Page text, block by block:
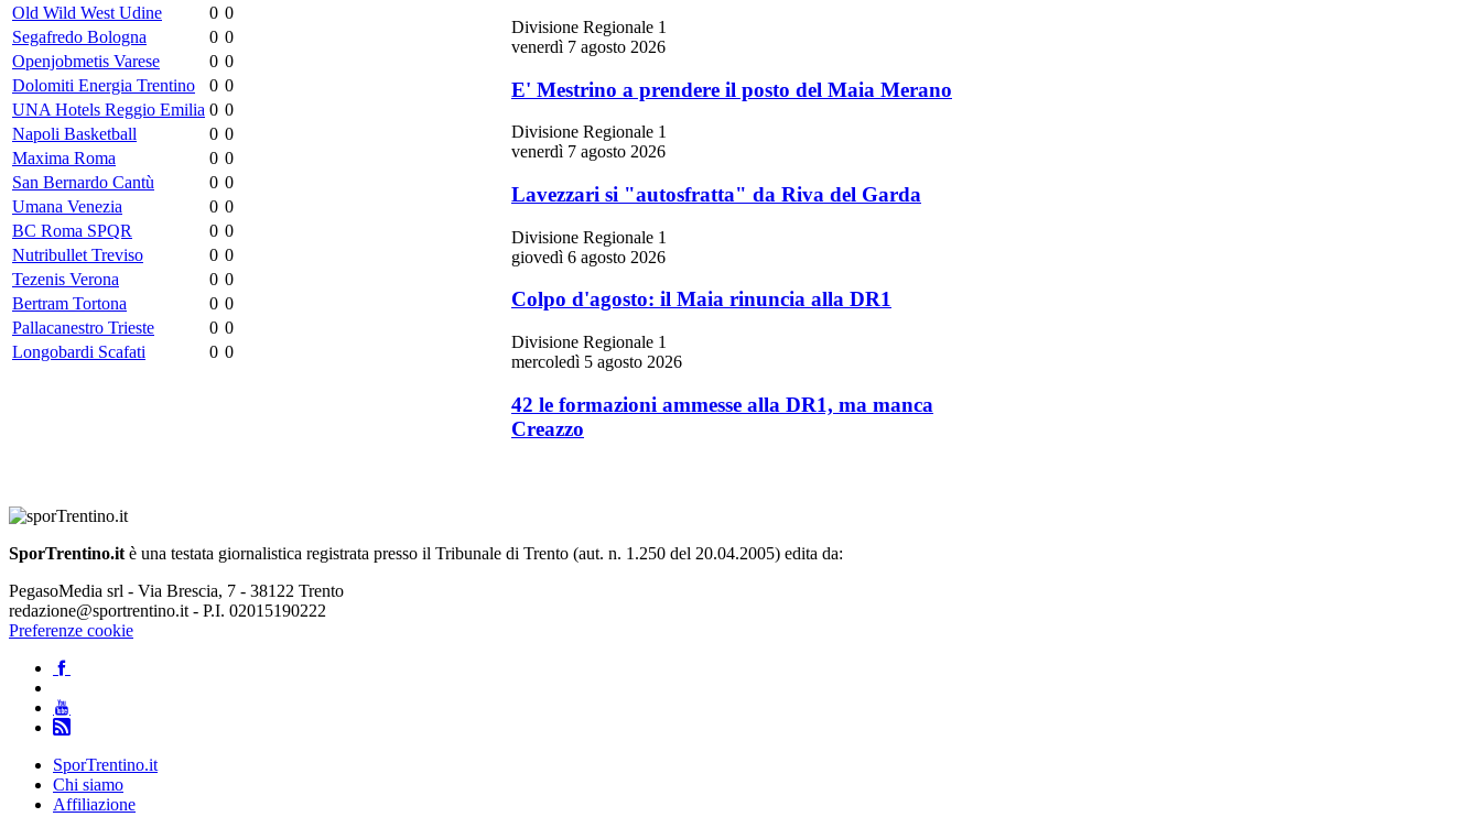
Old Wild West Udine
0 0
Segafredo Bologna
0 0
Openjobmetis Varese
0 0
Dolomiti Energia Trentino
0 0
UNA Hotels Reggio Emilia 0 0
Napoli Basketball
0 0
Maxima Roma
0 0
San Bernardo Cantù
0 0
Umana Venezia
0 0
BC Roma SPQR
0 0
Nutribullet Treviso
0 0
Tezenis Verona
0 0
Bertram Tortona
0 0
Pallacanestro Trieste
0 0
Longobardi Scafati
0 0
Divisione Regionale 1
venerdì 7 agosto 2026
E' Mestrino a prendere il posto del Maia Merano
Divisione Regionale 1
venerdì 7 agosto 2026
Lavezzari si "autosfratta" da Riva del Garda
Divisione Regionale 1
giovedì 6 agosto 2026
Colpo d'agosto: il Maia rinuncia alla DR1
Divisione Regionale 1
mercoledì 5 agosto 2026
42 le formazioni ammesse alla DR1, ma manca
Creazzo
SporTrentino.it è una testata giornalistica registrata presso il Tribunale di Trento (aut. n. 1.250 del 20.04.2005) edita da:
PegasoMedia srl - Via Brescia, 7 - 38122 Trento
redazione@sportrentino.it - P.I. 02015190222
Preferenze cookie
SporTrentino.it
Chi siamo
Affiliazione